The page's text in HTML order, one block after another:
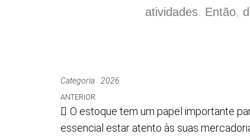
atividades. Então,
Categoria 2026
ANTERIOR
O estoque tem um papel importante
essencial estar atento às suas